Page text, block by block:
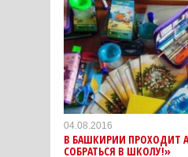
04.08.2016
В БАШКИРИИ ПРОХОДИТ
СОБРАТЬСЯ В ШКОЛУ!»